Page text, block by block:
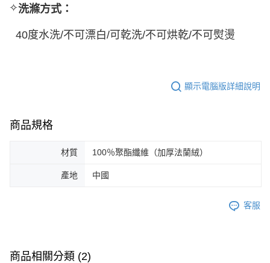
✧洗滌方式：
40度水洗/不可漂白/可乾洗/不可烘乾/不可熨燙
顯示電腦版詳細說明
商品規格
材質 100％聚酯纖維（加厚法蘭絨）
產地 中國
客服
商品相關分類 (2)